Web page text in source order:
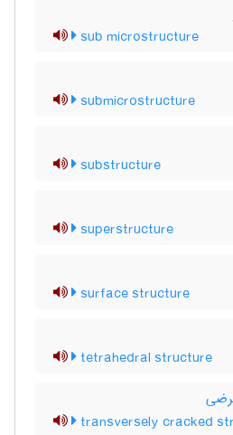
sub microstructure
submicrostructure
substructure
superstructure
surface structure
tetrahedral structure
transversely cracked